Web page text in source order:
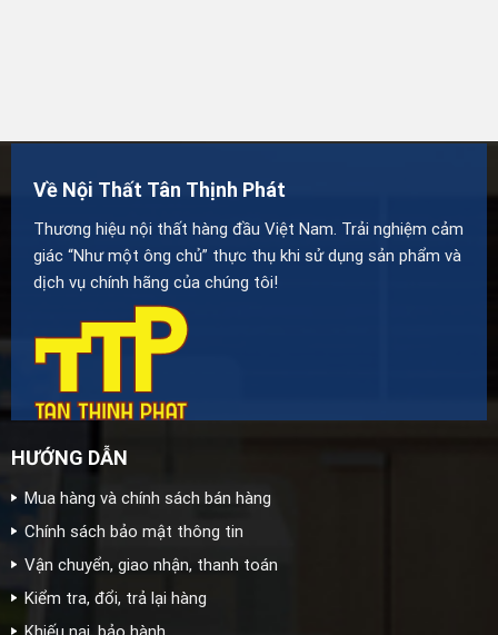
Về Nội Thất Tân Thịnh Phát
Thương hiệu nội thất hàng đầu Việt Nam. Trải nghiệm cảm
giác “Như một ông chủ” thực thụ khi sử dụng sản phẩm và
dịch vụ chính hãng của chúng tôi!
HƯỚNG DẪN
Mua hàng và chính sách bán hàng
Chính sách bảo mật thông tin
Vận chuyển, giao nhận, thanh toán
Kiểm tra, đổi, trả lại hàng